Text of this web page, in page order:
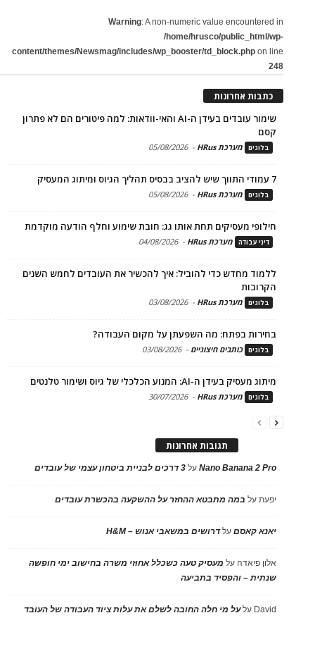
Warning: A non-numeric value encountered in
/home/hrusco/public_html/wp-
content/themes/Newsmag/includes/wp_booster/td_block.php on line
248
כתבות אחרונות
שימור עובדים בעידן ה-AI והאי-וודאות: למה פיטורים הם לא פתרון
קסם
בלוגים מערכת HRus -
05/08/2026
7 עמודי התווך שיש להציב בבסיס תהליך הגיוס ומיתוג המעסיק
בלוגים מערכת HRus -
05/08/2026
חילופי מעסיקים תחת אותו גג: חובת שימוע וחלף הודעה מוקדמת
דיני עבודה מערכת HRus -
04/08/2026
ללמוד מחדש כדי להוביל: איך להכשיר את העובדים לחמש השנים
הקרובות
בלוגים מערכת HRus -
03/08/2026
בחירות בפתח: מה השפעתן על מקום העבודה?
בלוגים כותבים חיצוניים -
03/08/2026
מיתוג מעסיק בעידן ה-AI: המנוע הכלכלי של גיוס ושימור טלנטים
בלוגים מערכת HRus -
30/07/2026
תגובות אחרונות
Nano Banana 2 Proעל 3 דרכים לבניית ביטחון עצמי של עובדים
יפעתעל במה מתבטא ההחזר על ההשקעה בהכשרת עובדים
יאנא קאסםעלדרושים במשאבי אנוש – H&M
אלון פיאדה על מעסיק טעה כשכלל אחוזי משרה בחישוב ימי חופשה
שנתית – והפסיד בתביעה
David עלעל מי חלה החובה לשלם את עלות ציוד העבודה של העובד